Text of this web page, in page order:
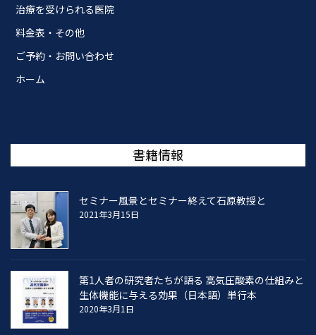
治療を受けられる医院
料金表・その他
ご予約・お問い合わせ
ホーム
書籍情報
セミナー風景とセミナー終えて石原教授と
2021年3月15日
第1人者の研究者たちが語る 高気圧酸素の仕組みと
生体機能に与える効果（日本語）単行本
2020年3月1日